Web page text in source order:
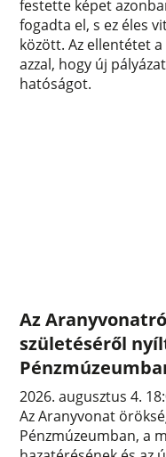
festette képet
fogadta el, s ez éles
között. Az ellentétet
azzal, hogy új
hatóságot.
Az
születéséről
2026. augusztus 4.
Az Aranyvonat
Pénzmúzeumban, a